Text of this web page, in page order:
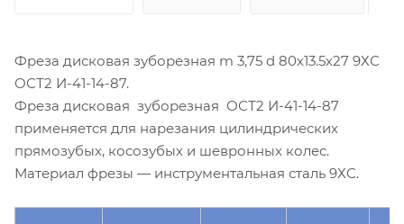
Фреза дисковая зуборезная m 3,75 d 80х13.5х27 9ХС
ОСТ2 И-41-14-87.
Фреза дисковая зуборезная ОСТ2 И-41-14-87
применяется для нарезания цилиндрических
прямозубых, косозубых и шевронных колес.
Материал фрезы — инструментальная сталь 9ХС.